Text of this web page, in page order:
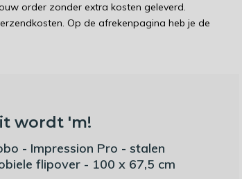
order zonder extra kosten geleverd.
Op de afrekenpagina heb je de
wordt 'm!
- Impression Pro - stalen
flipover - 100 x 67,5 cm